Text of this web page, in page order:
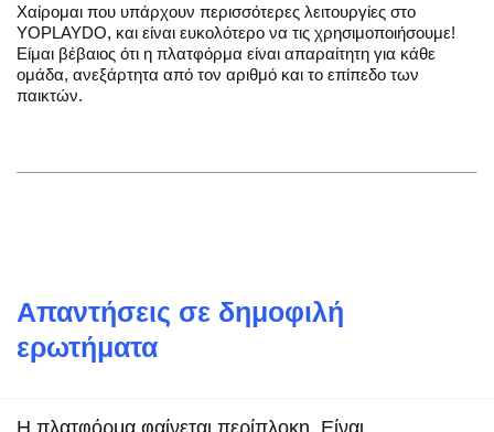
Χαίρομαι που υπάρχουν περισσότερες λειτουργίες στο
YOPLAYDO, και είναι ευκολότερο να τις χρησιμοποιήσουμε!
Είμαι βέβαιος ότι η πλατφόρμα είναι απαραίτητη για κάθε
ομάδα, ανεξάρτητα από τον αριθμό και το επίπεδο των
παικτών.
Απαντήσεις σε δημοφιλή
ερωτήματα
Η πλατφόρμα φαίνεται περίπλοκη. Είναι